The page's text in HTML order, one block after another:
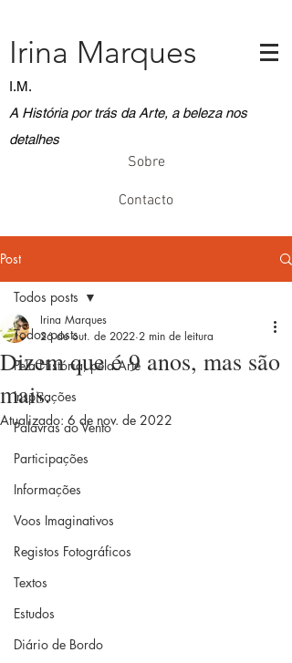
A História por trás da Arte, a beleza nos
detalhes
Irina Marques
I.M.
Sobre
Contacto
Post
Todos posts
Pela História, pela Arte
Inspirações
Palavras ao Vento
Participações
Informações
Voos Imaginativos
Registos Fotográficos
Textos
Estudos
Diário de Bordo
Todos posts
Dizem que é 9 anos, mas são
mais.
Irina Marques
26 de out. de 2022 2 min de leitura
Atualizado: 6 de nov. de 2022